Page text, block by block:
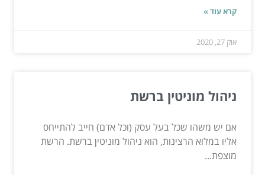
קרא עוד »
אוק 27, 2020
ניהול מוניטין ברשת
אם יש משהו שכל בעל עסק (וכל אדם) חייב להתייחס
אליו במלוא הרצינות, הוא ניהול מוניטין ברשת. הרשת
מוצפת...